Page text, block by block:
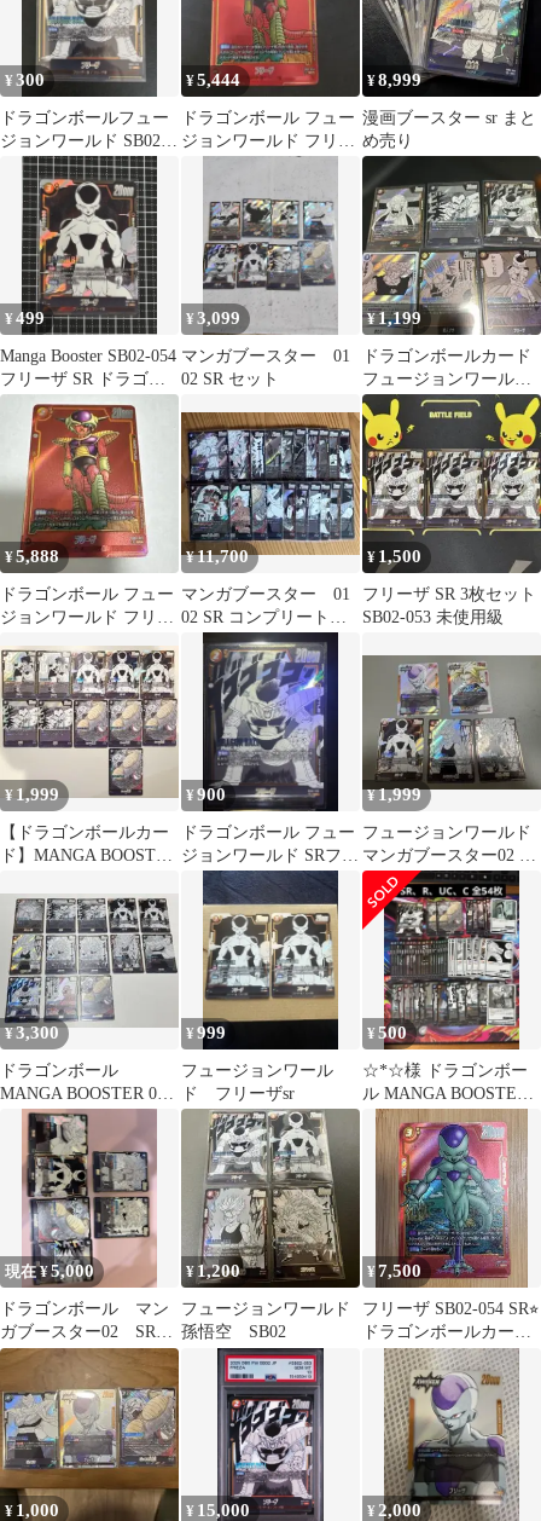
¥300
ドラゴンボールフュー
ジョンワールド SB02-
053 フリーザ SR
¥5,444
ドラゴンボール フュー
ジョンワールド フリー
ザ SR★ SB02-053
¥8,999
漫画ブースター sr まと
め売り
¥499
Manga Booster SB02-054
フリーザ SR ドラゴン
ボール
¥3,099
マンガブースター 01
02 SR セット
¥1,199
ドラゴンボールカード
フュージョンワール
ド マンガブースタ
ー SR Rまとめ売り
¥5,888
ドラゴンボール フュー
ジョンワールド フリー
¥11,700
マンガブースター 01
02 SR コンプリートセ
ット
¥ 1,500
フリーザ SR 3枚セット
SB02-053 未使用級
¥ 1,999
【ドラゴンボールカー
ド】MANGA BOOSTER
¥900
ドラゴンボール フュー
ジョンワールド SRフリ
ーザ マンガブースター
¥1,999
フュージョンワールド
マンガブースター02 ト
ランクスsrトランクス
リーダー
¥3,300
ドラゴンボール
MANGA BOOSTER 02
SR まとめ売り
¥999
フュージョンワール
ド フリーザsr
¥500
☆*☆様 ドラゴンボー
ル MANGA BOOSTER
02 まとめ売り SR,R
現在 ¥5,000
ドラゴンボール マン
ガブースター02 SRま
とめ
¥ 1,200
フュージョンワールド
孫悟空 SB02
¥7,500
フリーザ SB02-054 SR⭐︎
ドラゴンボールカー
ド フュージョンワー
ルド
¥ 1,000 ¥ 15,000 ¥ 2,000